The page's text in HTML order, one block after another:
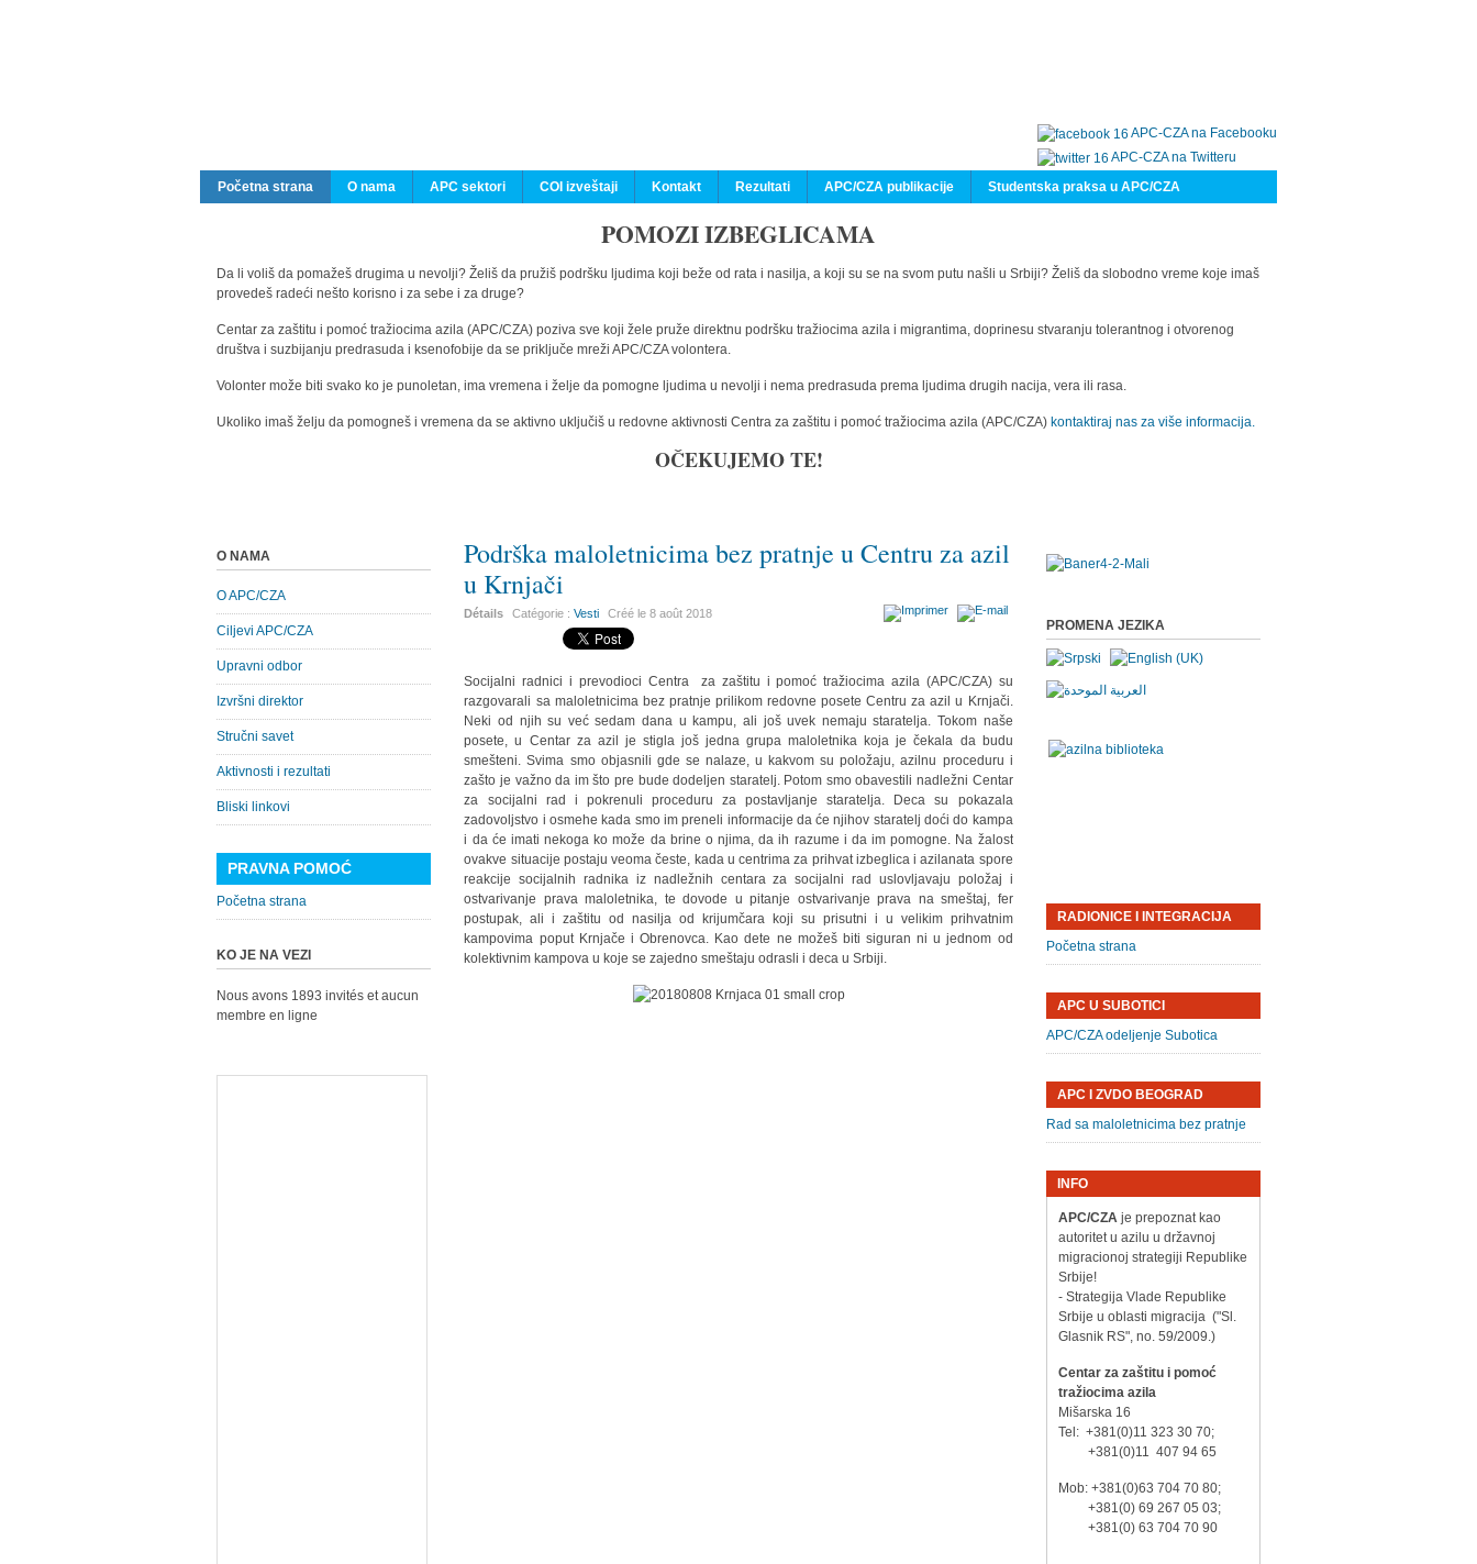
APC-CZA na Facebooku
APC-CZA na Twitteru
Početna strana
O nama APC sektori COI izveštaji Kontakt Rezultati APC/CZA publikacije Studentska praksa u APC/CZA
POMOZI IZBEGLICAMA
Da li voliš da pomažeš drugima u nevolji? Želiš da pružiš podršku ljudima koji beže od rata i nasilja, a koji su se na svom putu našli u Srbiji? Želiš da slobodno vreme koje imaš
provedeš radeći nešto korisno i za sebe i za druge?
Centar za zaštitu i pomoć tražiocima azila (APC/CZA) poziva sve koji žele pruže direktnu podršku tražiocima azila i migrantima, doprinesu stvaranju tolerantnog i otvorenog
društva i suzbijanju predrasuda i ksenofobije da se priključe mreži APC/CZA volontera.
Volonter može biti svako ko je punoletan, ima vremena i želje da pomogne ljudima u nevolji i nema predrasuda prema ljudima drugih nacija, vera ili rasa.
Ukoliko imaš želju da pomogneš i vremena da se aktivno uključiš u redovne aktivnosti Centra za zaštitu i pomoć tražiocima azila (APC/CZA) kontaktiraj nas za više informacija.
OČEKUJEMO TE!
Podrška maloletnicima bez pratnje u Centru za azil
u Krnjači
Détails Catégorie :Vesti Créé le8 août 2018
Socijalni radnici i prevodioci Centra za zaštitu i pomoć tražiocima azila (APC/CZA) su
razgovarali sa maloletnicima bez pratnje prilikom redovne posete Centru za azil u Krnjači.
Neki od njih su već sedam dana u kampu, ali još uvek nemaju staratelja. Tokom naše
posete, u Centar za azil je stigla još jedna grupa maloletnika koja je čekala da budu
smešteni. Svima smo objasnili gde se nalaze, u kakvom su položaju, azilnu proceduru i
zašto je važno da im što pre bude dodeljen staratelj. Potom smo obavestili nadležni Centar
za socijalni rad i pokrenuli proceduru za postavljanje staratelja. Deca su pokazala
zadovoljstvo i osmehe kada smo im preneli informacije da će njihov staratelj doći do kampa
i da će imati nekoga ko može da brine o njima, da ih razume i da im pomogne. Na žalost
ovakve situacije postaju veoma česte, kada u centrima za prihvat izbeglica i azilanata spore
reakcije socijalnih radnika iz nadležnih centara za socijalni rad uslovljavaju položaj i
ostvarivanje prava maloletnika, te dovode u pitanje ostvarivanje prava na smeštaj, fer
postupak, ali i zaštitu od nasilja od krijumčara koji su prisutni i u velikim prihvatnim
kampovima poput Krnjače i Obrenovca. Kao dete ne možeš biti siguran ni u jednom od
kolektivnim kampova u koje se zajedno smeštaju odrasli i deca u Srbiji.
O NAMA
O APC/CZA
Ciljevi APC/CZA
Upravni odbor
Izvršni direktor
Stručni savet
Aktivnosti i rezultati
Bliski linkovi
PRAVNA POMOĆ
Početna strana
KO JE NA VEZI
Nous avons 1893 invités et aucun
membre en ligne
PROMENA JEZIKA
RADIONICE I INTEGRACIJA
Početna strana
APC U SUBOTICI
APC/CZA odeljenje Subotica
APC I ZVDO BEOGRAD
Rad sa maloletnicima bez pratnje
INFO
APC/CZAje prepoznat kao
autoritet u azilu u državnoj
migracionoj strategiji Republike
Srbije!
- Strategija Vlade Republike
Srbije u oblasti migracija ("Sl.
Glasnik RS", no. 59/2009.)
Centar za zaštitu i pomoć
tražiocima azila
Mišarska 16
Tel: +381(0)11 323 30 70;
+381(0)11 407 94 65
Mob: +381(0)63 704 70 80;
+381(0) 69 267 05 03;
+381(0) 63 704 70 90